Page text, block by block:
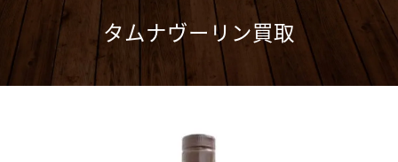
タムナヴーリン買取